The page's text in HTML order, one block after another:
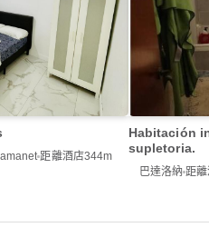
距離酒店344m
Habitación
supletoria.
巴達洛納 距